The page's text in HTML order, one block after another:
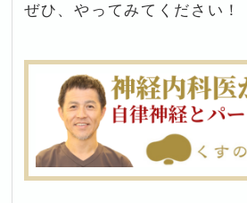
ぜひ、やってみてください！